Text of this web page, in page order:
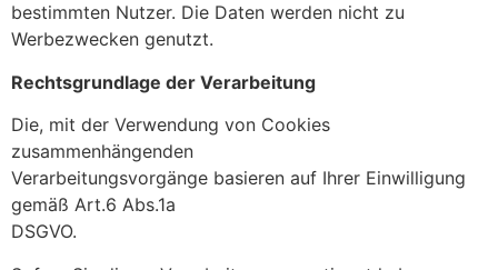
bestimmten Nutzer. Die Daten werden nicht zu
Werbezwecken genutzt.
Rechtsgrundlage der Verarbeitung
Die, mit der Verwendung von Cookies
zusammenhängenden
Verarbeitungsvorgänge basieren auf Ihrer Einwilligung
gemäß Art.6 Abs.1a
DSGVO.